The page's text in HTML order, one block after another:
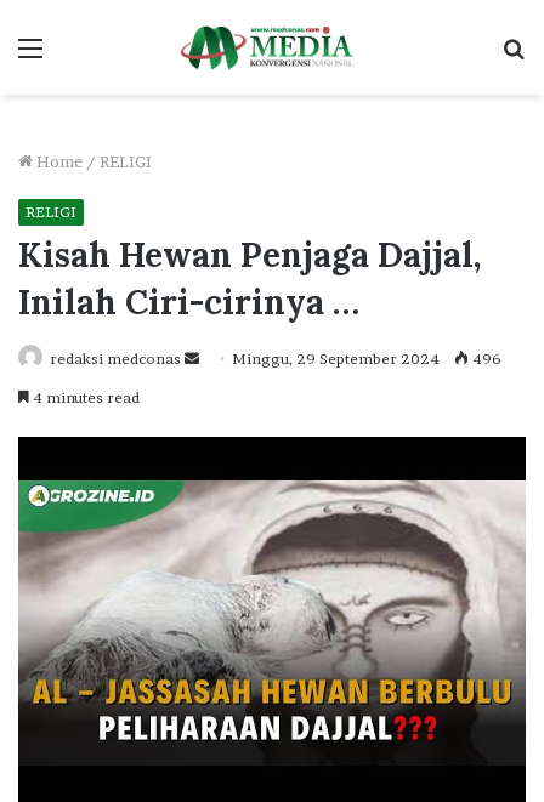
Menu
Home / RELIGI
RELIGI
Kisah Hewan Penjaga Dajjal,
Inilah Ciri-cirinya …
redaksi medconas
SendMinggu, 29 September 2024 496
4 minutes read